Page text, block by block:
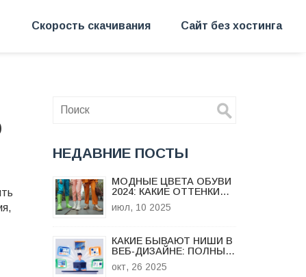
Скорость скачивания Сайт без хостинга
НЕДАВНИЕ ПОСТЫ
МОДНЫЕ ЦВЕТА ОБУВИ
2024: КАКИЕ ОТТЕНКИ
НОСИТЬ ЭТИМ ЛЕТОМ
июл, 10 2025
КАКИЕ БЫВАЮТ НИШИ В
ВЕБ‑ДИЗАЙНЕ: ПОЛНЫЙ
ОБЗОР
окт, 26 2025